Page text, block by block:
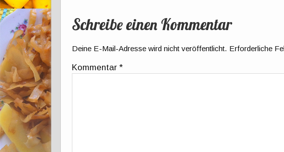
Schreibe einen Kommentar
Deine E-Mail-Adresse wird nicht veröffentlicht. Erforderliche
Kommentar*